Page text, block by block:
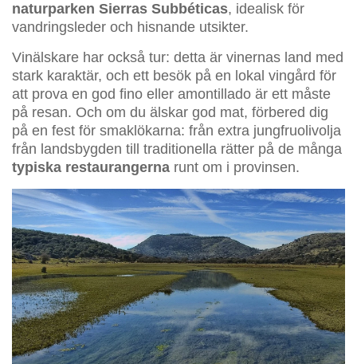
naturparken Sierras Subbéticas, idealisk för
vandringsleder och hisnande utsikter.
Vinälskare har också tur: detta är vinernas land med
stark karaktär, och ett besök på en lokal vingård för
att prova en god fino eller amontillado är ett måste
på resan. Och om du älskar god mat, förbered dig
på en fest för smaklökarna: från extra jungfruolivolja
från landsbygden till traditionella rätter på de många
typiska restaurangerna runt om i provinsen.